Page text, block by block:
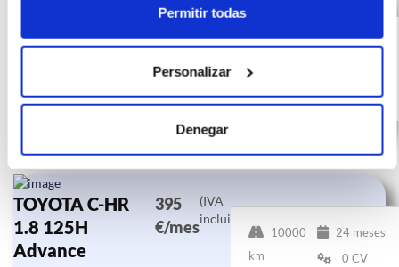
Permitir todas
Personalizar
Denegar
1.8 125H
412
€/mes
(IVA
10000
km
24 meses
Gasolina
TOYOTA C-HR
1.8 125H
Advance
395
€/mes
(IVA
incluido)
10000
km
24 meses
0 CV